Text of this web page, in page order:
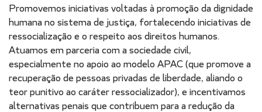
Promovemos iniciativas voltadas à promoção da dignidade
humana no sistema de justiça, fortalecendo iniciativas de
ressocialização e o respeito aos direitos humanos.
Atuamos em parceria com a sociedade civil,
especialmente no apoio ao modelo APAC (que promove a
recuperação de pessoas privadas de liberdade, aliando o
teor punitivo ao caráter ressocializador), e incentivamos
alternativas penais que contribuem para a redução da